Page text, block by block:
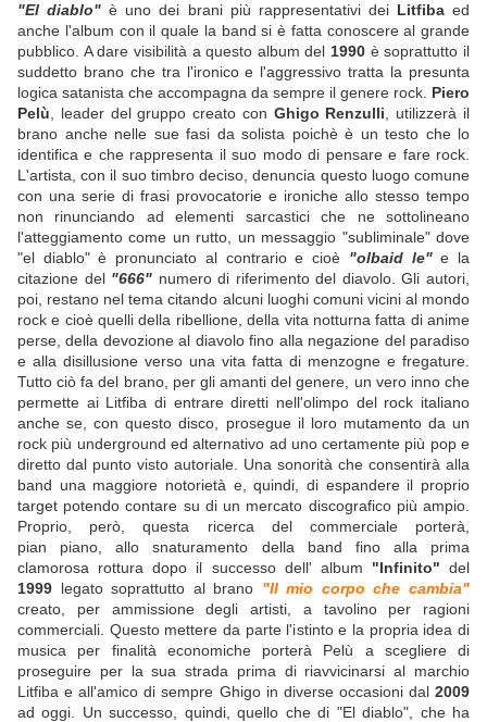
"El diablo" è uno dei brani più rappresentativi dei Litfibaed
anche l'album con il quale la band si è fatta conoscere al grande
pubblico. A dare visibilità a questo album del 1990 è soprattutto il
suddetto brano che tra l'ironico e l'aggressivo tratta la presunta
logica satanista che accompagna da sempre il genere rock. Piero
Pelù , leader del gruppo creato con Ghigo Renzulli , utilizzerà il
brano anche nelle sue fasi da solista poichè è un testo che lo
identifica e che rappresenta il suo modo di pensare e fare rock.
L'artista, con il suo timbro deciso, denuncia questo luogo comune
con una serie di frasi provocatorie e ironiche allo stesso tempo
non rinunciando ad elementi sarcastici che ne sottolineano
l'atteggiamento come un rutto, un messaggio "subliminale" dove
"el diablo" è pronunciato al contrario e cioè "olbaid le"e la
citazione del "666" numero di riferimento del diavolo. Gli autori,
poi, restano nel tema citando alcuni luoghi comuni vicini al mondo
rock e cioè quelli della ribellione, della vita notturna fatta di anime
perse, della devozione al diavolo fino alla negazione del paradiso
e alla disillusione verso una vita fatta di menzogne e fregature.
Tutto ciò fa del brano, per gli amanti del genere, un vero inno che
permette ai Litfiba di entrare diretti nell'olimpo del rock italiano
anche se, con questo disco, prosegue il loro mutamento da un
rock più underground ed alternativo ad uno certamente più pop e
diretto dal punto visto autoriale. Una sonorità che consentirà alla
band una maggiore notorietà e, quindi, di espandere il proprio
target potendo contare su di un mercato discografico più ampio.
Proprio, però, questa ricerca del commerciale porterà,
pian piano, allo snaturamento della band fino alla prima
clamorosa rottura dopo il successo dell' album "Infinito" del
1999 legato soprattutto al brano "Il mio corpo che cambia"
creato, per ammissione degli artisti, a tavolino per ragioni
commerciali. Questo mettere da parte l'istinto e la propria idea di
musica per finalità economiche porterà Pelù a scegliere di
proseguire per la sua strada prima di riavvicinarsi al marchio
Litfiba e all'amico di sempre Ghigo in diverse occasioni dal 2009
ad oggi. Un successo, quindi, quello che di "El diablo", che ha